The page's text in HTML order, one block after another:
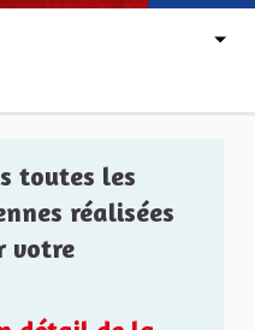
toutes les
réalisées
votre